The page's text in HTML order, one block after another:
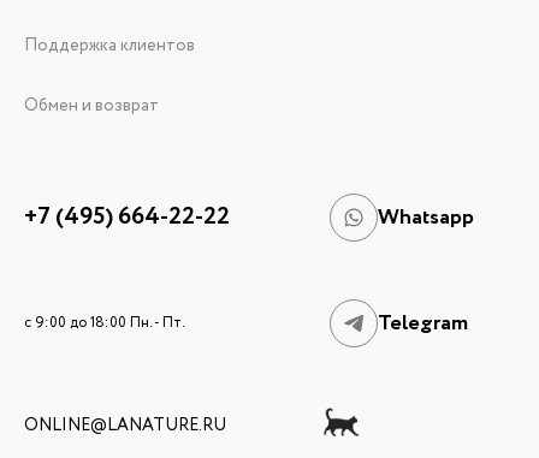
Поддержка клиентов
Обмен и возврат
+7 (495) 664-22-22 Whatsapp
c 9:00 до 18:00 Пн. - Пт. Telegram
ONLINE@LANATURE.RU